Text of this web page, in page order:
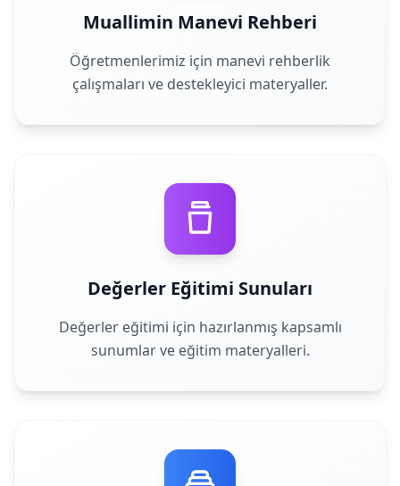
Muallimin Manevi Rehberi
Öğretmenlerimiz için manevi rehberlik
çalışmaları ve destekleyici materyaller.
Değerler Eğitimi Sunuları
Değerler eğitimi için hazırlanmış kapsamlı
sunumlar ve eğitim materyalleri.